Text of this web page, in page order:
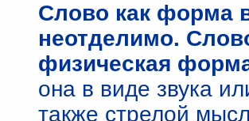
Слово как форма
неотделимо.
физическая
она в виде звука
также стрелой